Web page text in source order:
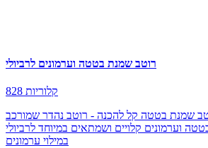
רוטב שמנת בטטה וערמונים לרביולי
828 קלוריות
שמנת בטטה קל להכנה - רוטב נהדר שמורכב
וערמונים קלויים ושמתאים במיוחד לרביולי
במילוי ערמונים